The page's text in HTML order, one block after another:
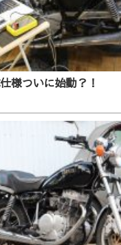
様ついに始動？！